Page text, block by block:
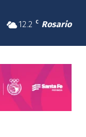
12.2 C Rosario